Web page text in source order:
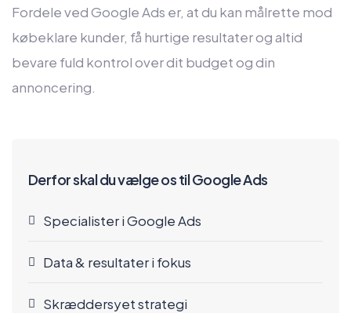
Fordele ved Google Ads er, at du kan målrette mod
købeklare kunder, få hurtige resultater og altid
bevare fuld kontrol over dit budget og din
annoncering.
Derfor skal du vælge os til Google Ads
Specialister i Google Ads
Data & resultater i fokus
Skræddersyet strategi